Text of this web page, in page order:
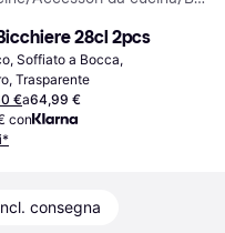
28cl 2pcs
Soffiato a Bocca,
Trasparente
€a64,99 €
con
consegna